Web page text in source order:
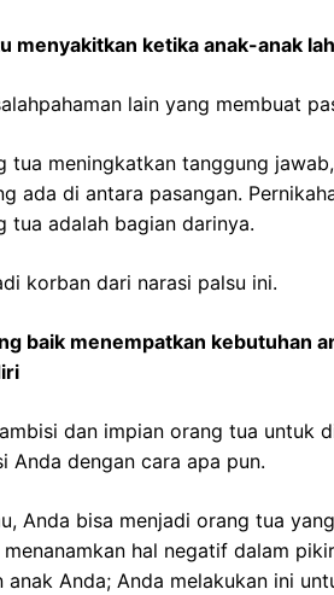
menyakitkan ketika anak-anak
lain yang membuat
tua meningkatkan tanggung
ada di antara pasangan.
tua adalah bagian darinya.
korban dari narasi palsu ini.
baik menempatkan kebutuhan
dan impian orang tua untuk
Anda dengan cara apa pun.
Anda bisa menjadi orang tua
menanamkan hal negatif dalam
anak Anda; Anda melakukan ini